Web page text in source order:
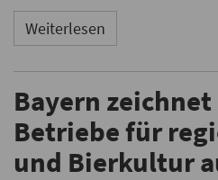
Weiterlesen
Bayern
Betriebe für
und Bierkultur